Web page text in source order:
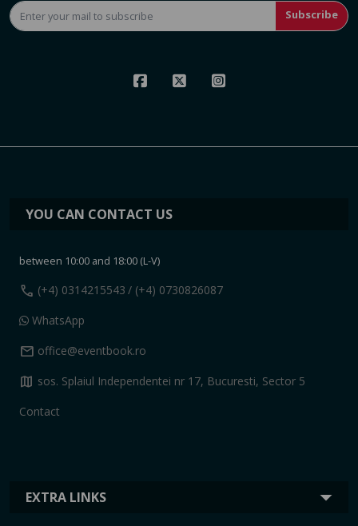
Subscribe
EXTRA LINKS
YOU CAN CONTACT US
between 10:00 and 18:00 (L-V)
call (+4) 0314215543 / (+4) 0730826087
WhatsApp
mail office@eventbook.ro
map sos. Splaiul Independentei nr 17, Bucuresti, Sector 5
Contact